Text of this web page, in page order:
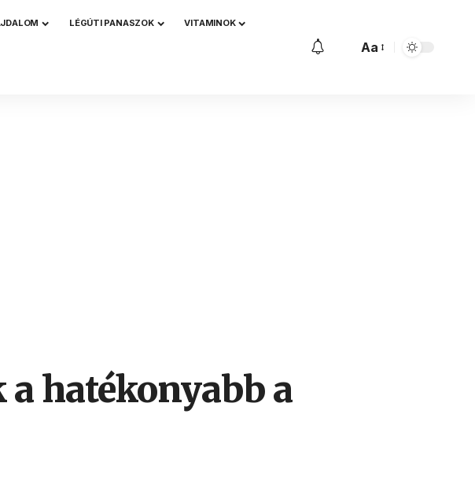
LÉGÚTI PANASZOK VITAMINOK
Aa
hatékonyabb a